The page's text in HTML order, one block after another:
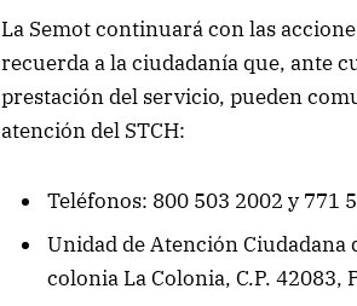
La Semot continuará con las
recuerda a la ciudadanía que, ante
prestación del servicio, pueden
atención del STCH:
Teléfonos: 800 503 2002 y 771
Unidad de Atención Ciudadana
colonia La Colonia, C.P. 42083,